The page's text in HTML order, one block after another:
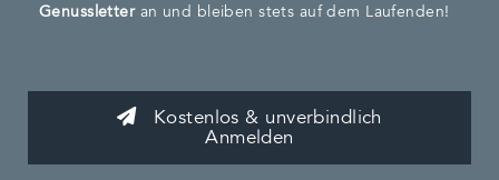
Genussletteran und bleiben stets auf dem Laufenden!
Kostenlos & unverbindlich
Anmelden